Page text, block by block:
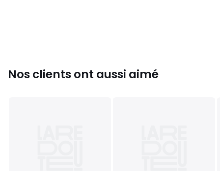
Nos clients ont aussi aimé